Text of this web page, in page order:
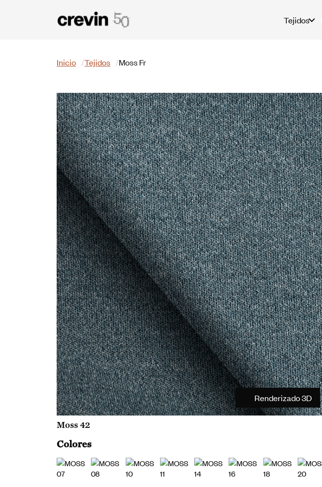
Tejidos
Inicio Tejidos Moss Fr
Renderizado 3D
Moss 42
Colores